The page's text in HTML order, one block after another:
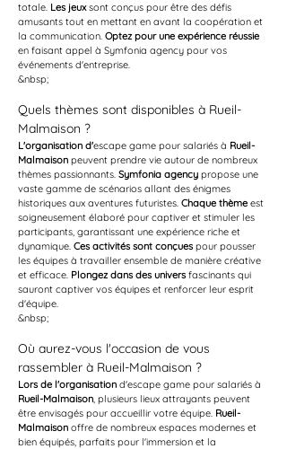
totale. Les jeux sont conçus pour être des défis
amusants tout en mettant en avant la coopération et
la communication. Optez pour une expérience réussie
en faisant appel à Symfonia agency pour vos
événements d'entreprise.
&nbsp;
Quels thèmes sont disponibles à Rueil-
Malmaison ?
L'organisation d'escape game pour salariés à Rueil-
Malmaison peuvent prendre vie autour de nombreux
thèmes passionnants. Symfonia agency propose une
vaste gamme de scénarios allant des énigmes
historiques aux aventures futuristes. Chaque thème est
soigneusement élaboré pour captiver et stimuler les
participants, garantissant une expérience riche et
dynamique. Ces activités sont conçues pour pousser
les équipes à travailler ensemble de manière créative
et efficace. Plongez dans des univers fascinants qui
sauront captiver vos équipes et renforcer leur esprit
d'équipe.
&nbsp;
Où aurez-vous l'occasion de vous
rassembler à Rueil-Malmaison ?
Lors de l'organisation d'escape game pour salariés à
Rueil-Malmaison, plusieurs lieux attrayants peuvent
être envisagés pour accueillir votre équipe. Rueil-
Malmaison offre de nombreux espaces modernes et
bien équipés, parfaits pour l'immersion et la